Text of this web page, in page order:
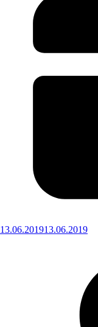
13.06.201913.06.2019